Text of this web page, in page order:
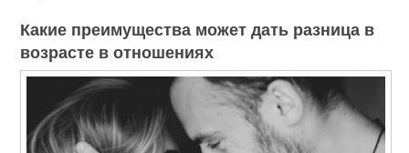
Какие преимущества может дать разница в
возрасте в отношениях